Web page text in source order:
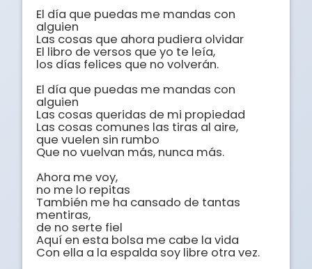
El día que puedas me mandas con
alguien
Las cosas que ahora pudiera olvidar
El libro de versos que yo te leía,
los días felices que no volverán.
El día que puedas me mandas con
alguien
Las cosas queridas de mi propiedad
Las cosas comunes las tiras al aire,
que vuelen sin rumbo
Que no vuelvan más, nunca más.
Ahora me voy,
no me lo repitas
También me ha cansado de tantas
mentiras,
de no serte fiel
Aquí en esta bolsa me cabe la vida
Con ella a la espalda soy libre otra vez.